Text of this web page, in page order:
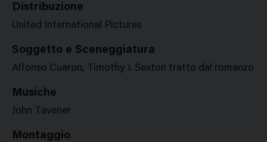
Distribuzione
United International Pictures
Soggetto e Sceneggiatura
Alfonso Cuaron, Timothy J. Sexton tratto dal romanzo
Musiche
John Tavener
Montaggio